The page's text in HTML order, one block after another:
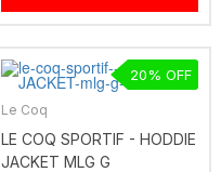
Le Coq
LE COQ SPORTIF - HODDIE
JACKET MLG G
20